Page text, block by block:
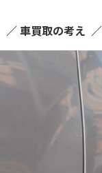
車買取の考え